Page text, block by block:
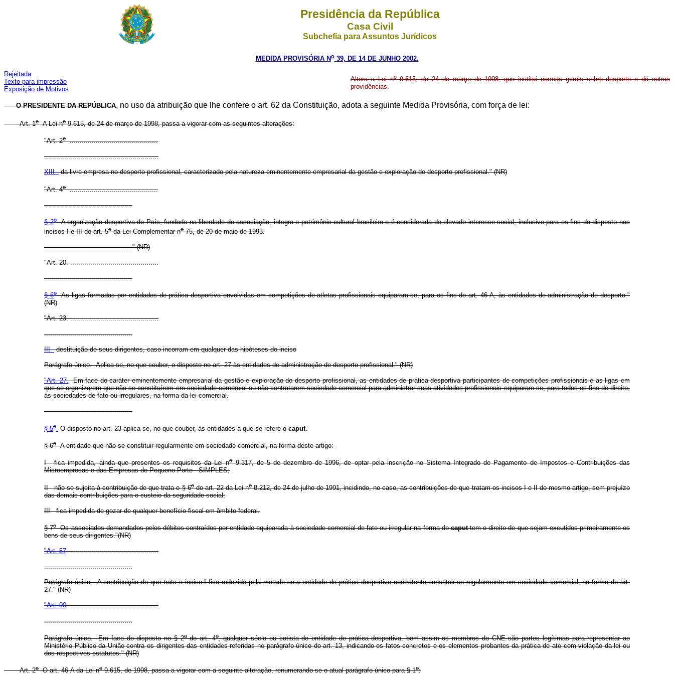
Presidência da República
Casa Civil
Subchefia para Assuntos Jurídicos
MEDIDA PROVISÓRIA No39, DE 14 DE JUNHO 2002.
Rejeitada
Texto para impressão
Exposição de Motivos
Altera a Lei no9.615, de 24 de março de 1998, que institui normas gerais sobre desporto e dá outras
providências.
O PRESIDENTE DA REPÚBLICA, no uso da atribuição que lhe confere o art. 62 da Constituição, adota a seguinte Medida Provisória, com força de lei:
Art. 1oA Lei no9.615, de 24 de março de 1998, passa a vigorar com as seguintes alterações:
"Art. 2o............................................
.........................................................
XIII -da livre empresa no desporto profissional, caracterizado pela natureza eminentemente empresarial da gestão e exploração do desporto profissional." (NR)
"Art. 4o............................................
............................................
§ 2oA organização desportiva do País, fundada na liberdade de associação, integra o patrimônio cultural brasileiro e é considerada de elevado interesse social, inclusive para os fins do disposto nos
incisos I e III do art. 5oda Lei Complementar no75, de 20 de maio de 1993.
............................................" (NR)
"Art. 20. ............................................
............................................
§ 6oAs ligas formadas por entidades de prática desportiva envolvidas em competições de atletas profissionais equiparam-se, para os fins do art. 46-A, às entidades de administração de desporto."
(NR)
"Art. 23. ............................................
............................................
III -destituição de seus dirigentes, caso incorram em qualquer das hipóteses do inciso
Parágrafo único. Aplica-se, no que couber, o disposto no art. 27 às entidades de administração de desporto profissional." (NR)
"Art. 27.Em face do caráter eminentemente empresarial da gestão e exploração do desporto profissional, as entidades de prática desportiva participantes de competições profissionais e as ligas em
que se organizarem que não se constituírem em sociedade comercial ou não contratarem sociedade comercial para administrar suas atividades profissionais equiparam-se, para todos os fins de direito,
às sociedades de fato ou irregulares, na forma da lei comercial.
............................................
§ 5o O disposto no art. 23 aplica-se, no que couber, às entidades a que se refere ocaput.
§ 6oA entidade que não se constituir regularmente em sociedade comercial, na forma deste artigo:
I - fica impedida, ainda que presentes os requisitos da Lei no9.317, de 5 de dezembro de 1996, de optar pela inscrição no Sistema Integrado de Pagamento de Impostos e Contribuições das
Microempresas e das Empresas de Pequeno Porte - SIMPLES;
II - não se sujeita à contribuição de que trata o § 6odo art. 22 da Lei no8.212, de 24 de julho de 1991, incidindo, no caso, as contribuições de que tratam os incisos I e II do mesmo artigo, sem prejuízo
das demais contribuições para o custeio da seguridade social;
III - fica impedida de gozar de qualquer benefício fiscal em âmbito federal.
§ 7oOs associados demandados pelos débitos contraídos por entidade equiparada à sociedade comercial de fato ou irregular na forma docaputtem o direito de que sejam excutidos primeiramente os
bens de seus dirigentes."(NR)
"Art. 57. ............................................
............................................
Parágrafo único. A contribuição de que trata o inciso I fica reduzida pela metade se a entidade de prática desportiva contratante constituir-se regularmente em sociedade comercial, na forma do art.
27." (NR)
"Art. 90. ............................................
............................................
Parágrafo único. Em face do disposto no § 2odo art. 4o, qualquer sócio ou cotista de entidade de prática desportiva, bem assim os membros do CNE são partes legítimas para representar ao
Ministério Público da União contra os dirigentes das entidades referidas no parágrafo único do art. 13, indicando os fatos concretos e os elementos probantes da prática de ato com violação da lei ou
dos respectivos estatutos." (NR)
Art. 2oO art. 46-A da Lei no9.615, de 1998, passa a vigorar com a seguinte alteração, renumerando-se o atual parágrafo único para § 1o: